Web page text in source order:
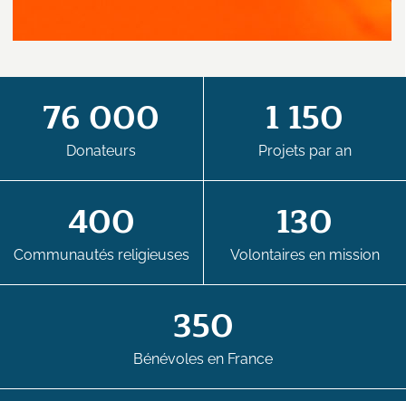
76 000
Donateurs
1 150
Projets par an
400
Communautés religieuses
130
Volontaires en mission
350
Bénévoles en France